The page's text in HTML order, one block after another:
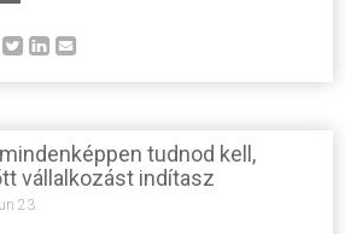
tudnod kell,
vállalkozást indítasz
23.